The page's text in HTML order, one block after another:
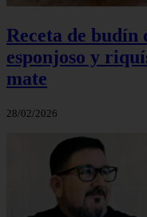
Receta de
esponjoso y
mate
28/02/2026